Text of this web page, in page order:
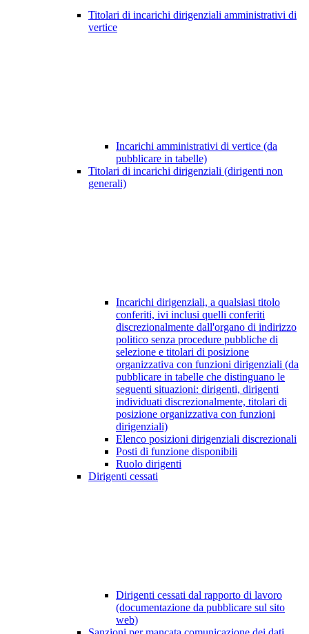
Titolari di incarichi dirigenziali amministrativi di
vertice
Incarichi amministrativi di vertice (da
pubblicare in tabelle)
Titolari di incarichi dirigenziali (dirigenti non
generali)
Incarichi dirigenziali, a qualsiasi titolo
conferiti, ivi inclusi quelli conferiti
discrezionalmente dall'organo di indirizzo
politico senza procedure pubbliche di
selezione e titolari di posizione
organizzativa con funzioni dirigenziali (da
pubblicare in tabelle che distinguano le
seguenti situazioni: dirigenti, dirigenti
individuati discrezionalmente, titolari di
posizione organizzativa con funzioni
dirigenziali)
Elenco posizioni dirigenziali discrezionali
Posti di funzione disponibili
Ruolo dirigenti
Dirigenti cessati
Dirigenti cessati dal rapporto di lavoro
(documentazione da pubblicare sul sito
web)